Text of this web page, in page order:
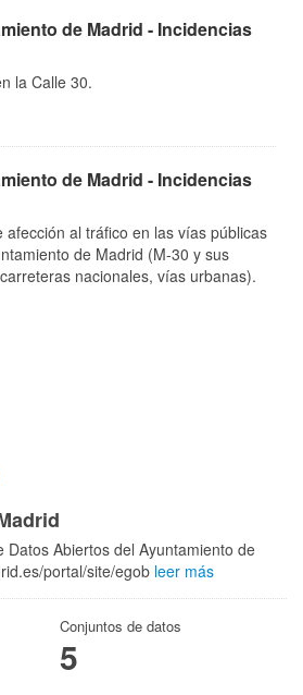
de Madrid - Incidencias
la Calle 30.
de Madrid - Incidencias
afección al tráfico en las vías públicas
de Madrid (M-30 y sus
nacionales, vías urbanas).
Datos Abiertos del Ayuntamiento de
portal/site/egob leer más
Conjuntos de datos
5